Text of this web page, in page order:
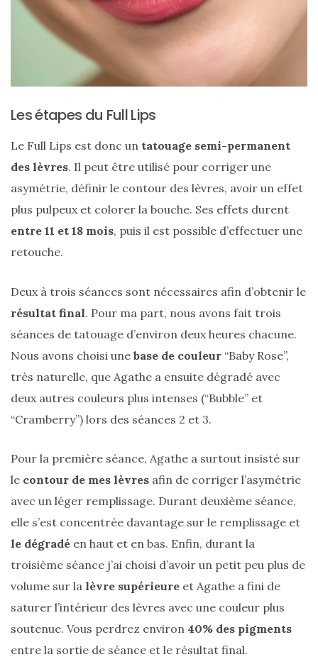
Batman
Paris
16/05/2026
Les
plus
belles
marques
de
vegan
7
éco-
Les étapes du Full Lips
Le Full Lips est donc un tatouage semi-permanent
des lèvres. Il peut être utilisé pour corriger une
asymétrie, définir le contour des lèvres, avoir un effet
plus pulpeux et colorer la bouche. Ses effets durent
entre 11 et 18 mois, puis il est possible d’effectuer une
retouche.
Deux à trois séances sont nécessaires afin d’obtenir le
résultat final. Pour ma part, nous avons fait trois
séances de tatouage d’environ deux heures chacune.
Nous avons choisi une base de couleur “Baby Rose”,
très naturelle, que Agathe a ensuite dégradé avec
deux autres couleurs plus intenses (“Bubble” et
“Cramberry”) lors des séances 2 et 3.
Pour la première séance, Agathe a surtout insisté sur
le contour de mes lèvres afin de corriger l’asymétrie
avec un léger remplissage. Durant deuxième séance,
elle s’est concentrée davantage sur le remplissage et
le dégradé en haut et en bas. Enfin, durant la
troisième séance j’ai choisi d’avoir un petit peu plus de
volume sur la lèvre supérieure et Agathe a fini de
saturer l’intérieur des lèvres avec une couleur plus
soutenue. Vous perdrez environ 40% des pigments
entre la sortie de séance et le résultat final.